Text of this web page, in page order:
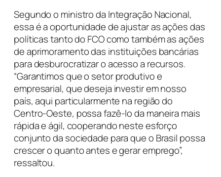
Segundo o ministro da Integração Nacional,
essa é a oportunidade de ajustar as ações das
políticas tanto do FCO como também as ações
de aprimoramento das instituições bancárias
para desburocratizar o acesso a recursos.
“Garantimos que o setor produtivo e
empresarial, que deseja investir em nosso
país, aqui particularmente na região do
Centro-Oeste, possa fazê-lo da maneira mais
rápida e ágil, cooperando neste esforço
conjunto da sociedade para que o Brasil possa
crescer o quanto antes e gerar emprego”,
ressaltou.